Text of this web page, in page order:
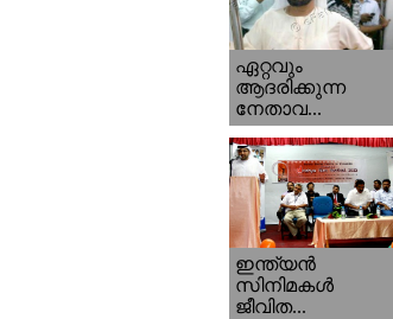
ഏറ്റവും
ആദരിക്കുന്ന
നേതാവ...
ഇന്ത്യന്‍
സിനിമകള്‍
ജീവിത...